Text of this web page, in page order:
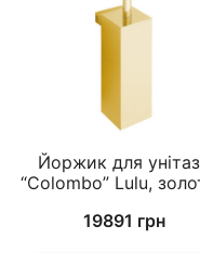
Йоржик для
“Colombo” Lulu,
19891 грн